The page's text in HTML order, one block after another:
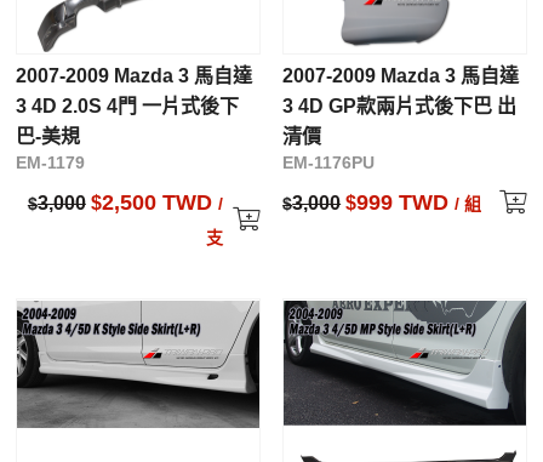
2007-2009 Mazda 3 馬自達
3 4D 2.0S 4門 一片式後下
巴-美規
EM-1179
$3,000 $2,500 TWD /
支
2007-2009 Mazda 3 馬自達
3 4D GP款兩片式後下巴 出
清價
EM-1176PU
$3,000 $999 TWD/ 組